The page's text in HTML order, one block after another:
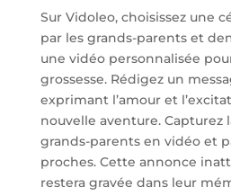
Sur Vidoleo, choisissez une
par les grands-parents et
une vidéo personnalisée
grossesse. Rédigez un
exprimant l’amour et
nouvelle aventure. Capturez
grands-parents en vidéo et
proches. Cette annonce
restera gravée dans leur